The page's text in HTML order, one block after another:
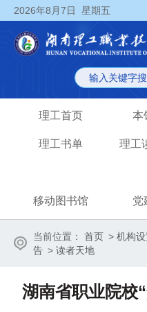
2026年8月7日 星期五
理工首页 本
理工书单
理工
移动图书馆 党
当前位置： 首页 > 机构设
告 > 读者天地
湖南省职业院校